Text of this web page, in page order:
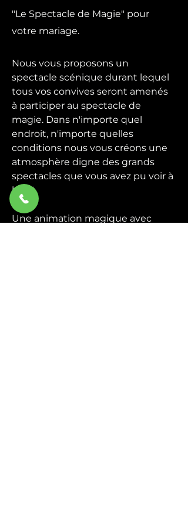
"Le Spectacle de Magie" pour
votre mariage.
Nous vous proposons un
spectacle scénique durant lequel
tous vos convives seront amenés
à participer au spectacle de
magie. Dans n'importe quel
endroit, n'importe quelles
conditions nous vous créons une
atmosphère digne des grands
spectacles que vous avez pu voir à
la TV.
Une animation magique avec